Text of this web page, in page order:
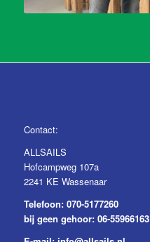
Contact:
ALLSAILS
Hofcampweg 107a
2241 KE Wassenaar
Telefoon: 070-5177260
bij geen gehoor: 06-55966163